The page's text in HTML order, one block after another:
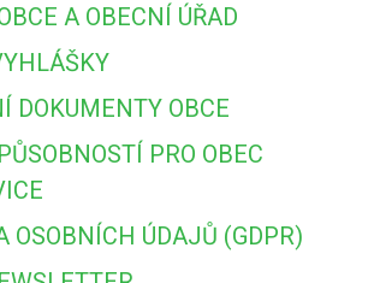
A OBECNÍ ÚŘAD
DOKUMENTY OBCE
PRO OBEC
OSOBNÍCH ÚDAJŮ (GDPR)